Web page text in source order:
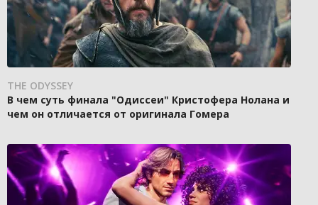
THE ODYSSEY
В чем суть финала "Одиссеи" Кристофера Нолана и
чем он отличается от оригинала Гомера